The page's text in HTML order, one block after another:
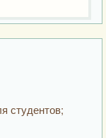
студентов;